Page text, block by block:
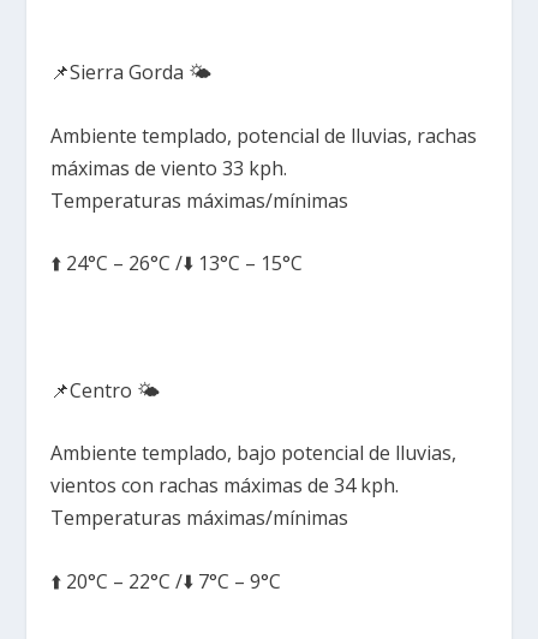
📌Sierra Gorda 🌤️
Ambiente templado, potencial de lluvias, rachas
máximas de viento 33 kph.
Temperaturas máximas/mínimas
⬆️ 24°C – 26°C /⬇️ 13°C – 15°C
📌Centro 🌤️
Ambiente templado, bajo potencial de lluvias,
vientos con rachas máximas de 34 kph.
Temperaturas máximas/mínimas
⬆️ 20°C – 22°C /⬇️ 7°C – 9°C